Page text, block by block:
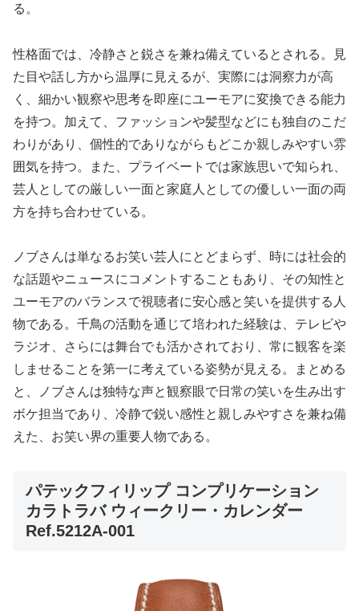
る。
性格面では、冷静さと鋭さを兼ね備えているとされる。見
た目や話し方から温厚に見えるが、実際には洞察力が高
く、細かい観察や思考を即座にユーモアに変換できる能力
を持つ。加えて、ファッションや髪型などにも独自のこだ
わりがあり、個性的でありながらもどこか親しみやすい雰
囲気を持つ。また、プライベートでは家族思いで知られ、
芸人としての厳しい一面と家庭人としての優しい一面の両
方を持ち合わせている。
ノブさんは単なるお笑い芸人にとどまらず、時には社会的
な話題やニュースにコメントすることもあり、その知性と
ユーモアのバランスで視聴者に安心感と笑いを提供する人
物である。千鳥の活動を通じて培われた経験は、テレビや
ラジオ、さらには舞台でも活かされており、常に観客を楽
しませることを第一に考えている姿勢が見える。まとめる
と、ノブさんは独特な声と観察眼で日常の笑いを生み出す
ボケ担当であり、冷静で鋭い感性と親しみやすさを兼ね備
えた、お笑い界の重要人物である。
パテックフィリップ コンプリケーション
カラトラバ ウィークリー・カレンダー
Ref.5212A-001